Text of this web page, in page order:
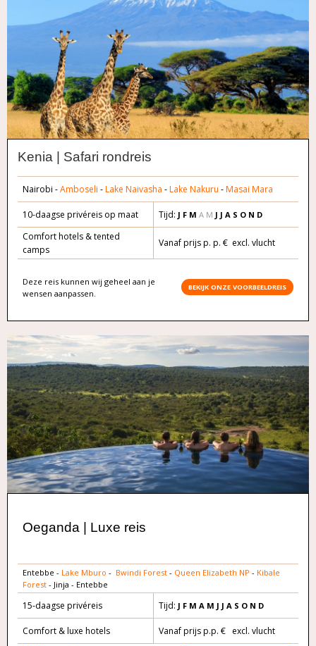
Kenia | Safari rondreis
Nairobi -Amboseli -Lake Naivasha -Lake Nakuru -Masai Mara
10-daagse privéreis op maat Tijd: J F M A M J J A S O N D
Comfort hotels & tented
camps
Vanaf prijs p. p. € excl. vlucht
Deze reis kunnen wij geheel aan je
wensen aanpassen.
BEKIJK ONZE VOORBEELDREIS
Oeganda | Luxe reis
Entebbe - Lake Mburo - Bwindi Forest- Queen Elizabeth NP - Kibale
Forest- Jinja - Entebbe
15-daagse privéreis Tijd: J F M A M J J A S O N D
Comfort & luxe hotels Vanaf prijs p.p. € excl. vlucht